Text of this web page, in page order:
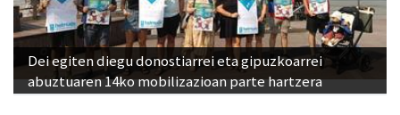
Dei egiten diegu donostiarrei eta gipuzkoarrei
abuztuaren 14ko mobilizazioan parte hartzera